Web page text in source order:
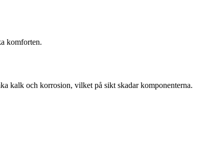
komforten.
kalk och korrosion, vilket på sikt skadar komponenterna.